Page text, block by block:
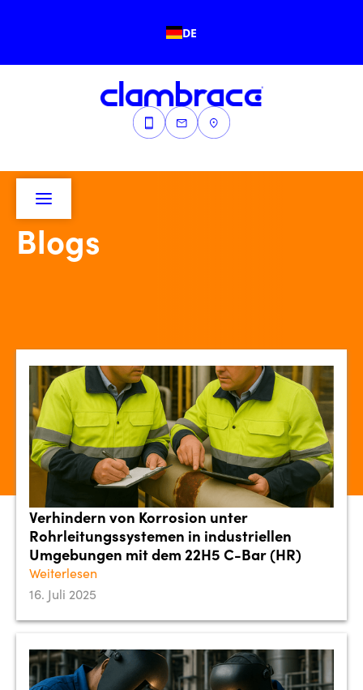
DE
Blogs
Verhindern von Korrosion unter
Rohrleitungssystemen in industriellen
Umgebungen mit dem 22H5 C-Bar (HR)
Weiterlesen
16. Juli 2025